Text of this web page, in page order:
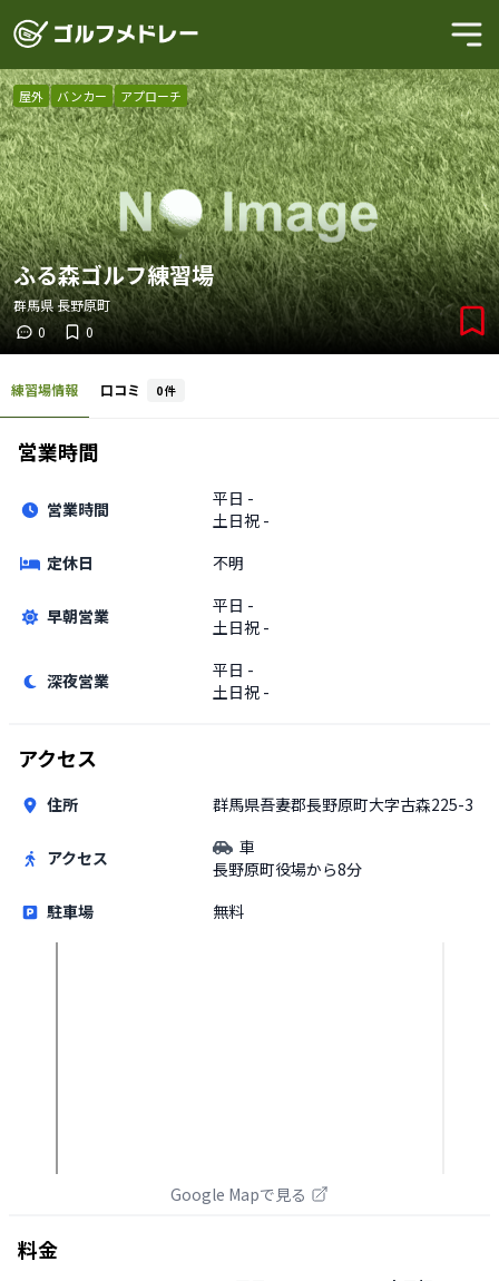
屋外 バンカー アプローチ
ふる森ゴルフ練習場
群馬県長野原町
0
0
練習場情報 口コミ 0件
営業時間
営業時間 平日 -
土日祝 -
定休日
不明
早朝営業 平日 -
土日祝 -
深夜営業 平日 -
土日祝 -
アクセス
住所 群馬県吾妻郡長野原町大字古森225-3
アクセス
車
長野原町役場から8分
駐車場
無料
Google Mapで見る
料金